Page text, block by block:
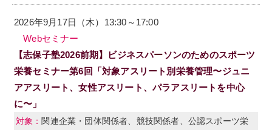
2026年9月17日（木）13:30～17:00
Webセミナー
【志保子塾2026前期】ビジネスパーソンのためのスポーツ
栄養セミナー第6回「対象アスリート別栄養管理〜ジュニ
アアスリート、女性アスリート、パラアスリートを中心
に〜」
関連企業・団体関係者、競技関係者、公認スポーツ栄